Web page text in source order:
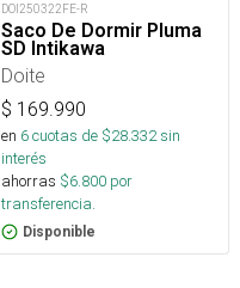
DOI250322FE-R
Saco De Dormir Pluma
SD Intikawa
Doite
$ 169.990
en 6cuotas de $28.332sin
interés
ahorras $6.800 por
transferencia.
Disponible